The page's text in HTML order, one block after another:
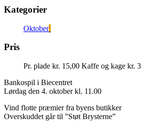
Kategorier
Oktober
Pris
Pr. plade kr. 15,00 Kaffe og kage kr.
Bankospil i Biecentret
Lørdag den 4. oktober kl. 11.00
Vind flotte præmier fra byens butikker
Overskuddet går til ”Støt Brysterne”